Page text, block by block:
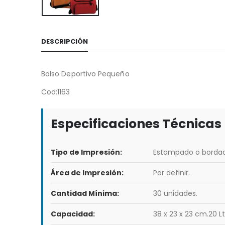
DESCRIPCIÓN
Bolso Deportivo Pequeño
Cod:1163
Especificaciones Técnicas
Tipo de Impresión: Estampado o
Área de Impresión: Por definir.
Cantidad Mínima: 30 unidades.
Capacidad: 38 x 23 x 23 cm.20